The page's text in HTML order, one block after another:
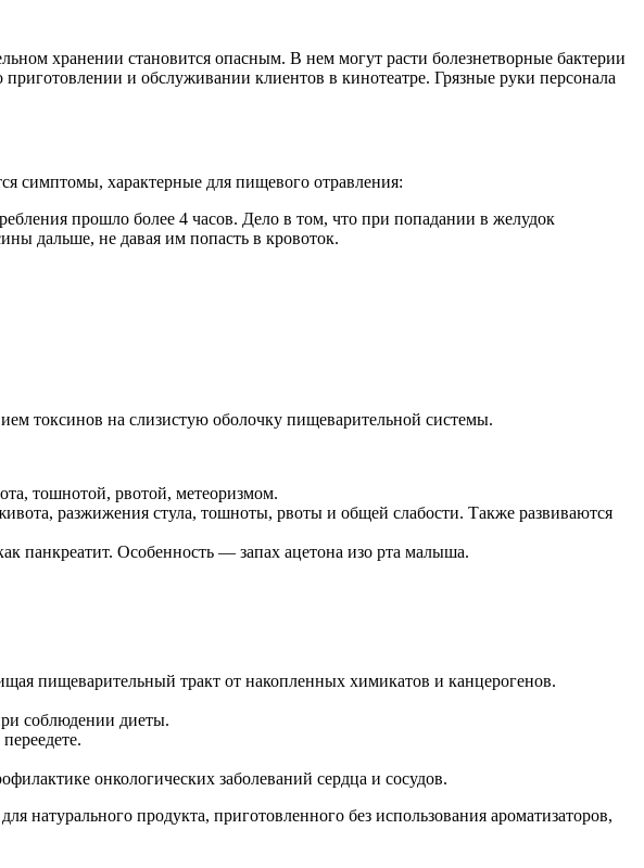
хранении становится опасным. В нем могут расти болезнетворные бактерии
и обслуживании клиентов в кинотеатре. Грязные руки персонала
симптомы, характерные для пищевого отравления:
прошло более 4 часов. Дело в том, что при попадании в желудок
дальше, не давая им попасть в кровоток.
токсинов на слизистую оболочку пищеварительной системы.
тошнотой, рвотой, метеоризмом.
разжижения стула, тошноты, рвоты и общей слабости. Также развиваются
панкреатит. Особенность — запах ацетона изо рта малыша.
пищеварительный тракт от накопленных химикатов и канцерогенов.
соблюдении диеты.
онкологических заболеваний сердца и сосудов.
натурального продукта, приготовленного без использования ароматизаторов,